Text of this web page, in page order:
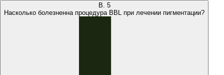
В. 5
Насколько болезненна процедура BBL при лечении пигментации?